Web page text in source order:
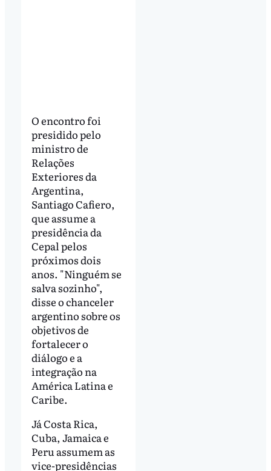
O encontro foi
presidido pelo
ministro de
Relações
Exteriores da
Argentina,
Santiago Cafiero,
que assume a
presidência da
Cepal pelos
próximos dois
anos. "Ninguém se
salva sozinho",
disse o chanceler
argentino sobre os
objetivos de
fortalecer o
diálogo e a
integração na
América Latina e
Caribe.
Já Costa Rica,
Cuba, Jamaica e
Peru assumem as
vice-presidências